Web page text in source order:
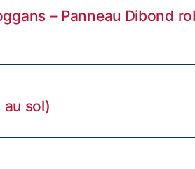
– Panneau Dibond
sol)